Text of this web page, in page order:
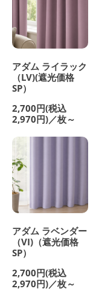
アダム ライラック
（LV)(遮光価格
SP）
2,700円(税込
2,970円)／枚～
アダム ラベンダー
（VI)（遮光価格
SP）
2,700円(税込
2,970円)／枚～